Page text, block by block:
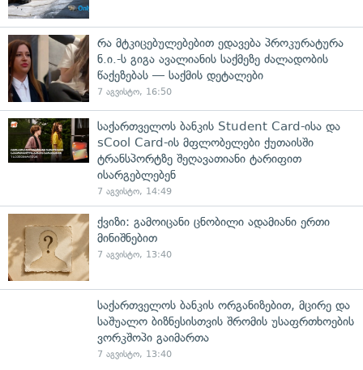
რა მტკიცებულებებით ედავება პროკურატურა
ნ.ი.-ს გიგა ავალიანის საქმეზე ძალადობის
წაქეზებას — საქმის დეტალები
7 აგვისტო, 16:50
საქართველოს ბანკის Student Card-ისა და
sCool Card-ის მფლობელები ქუთაისში
ტრანსპორტზე შეღავათიანი ტარიფით
ისარგებლებენ
7 აგვისტო, 14:49
ქვიზი: გამოიცანი ცნობილი ადამიანი ერთი
მინიშნებით
7 აგვისტო, 13:40
საქართველოს ბანკის ორგანიზებით, მცირე და
საშუალო ბიზნესისთვის შრომის უსაფრთხოების
ვორკშოპი გაიმართა
7 აგვისტო, 13:40